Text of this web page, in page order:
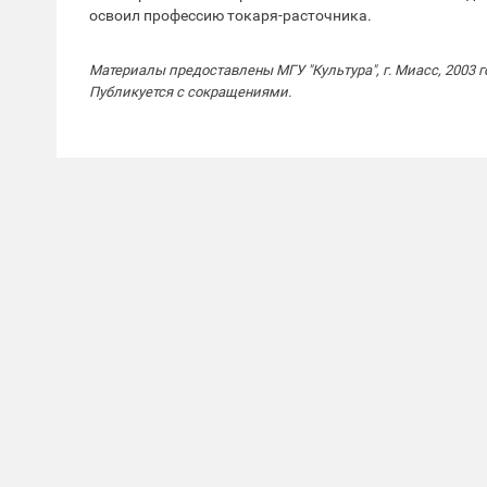
освоил профессию токаря-расточника.
Материалы предоставлены МГУ "Культура", г. Миасс, 2003
Публикуется с сокращениями.